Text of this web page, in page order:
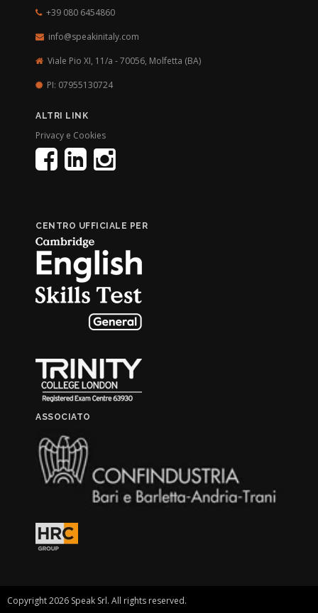
+39 080 6454860
info@speakinitaly.com
Viale Pio XI, 11/a - 70056, Molfetta (BA)
PI: 07955130724
ALTRI LINK
Privacy e Cookies
CENTRO UFFICIALE PER
ASSOCIATO
Copyright 2026 Speak Srl. All rights reserved.